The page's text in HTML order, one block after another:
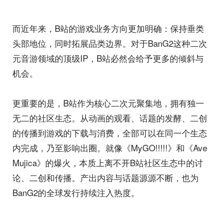
而近年来，B站的游戏业务方向更加明确：保持垂类
头部地位，同时拓展品类边界。对于BanG2这种二次
元音游领域的顶级IP，B站必然会给予更多的倾斜与
机会。
更重要的是，B站作为核心二次元聚集地，拥有独一
无二的社区生态。从动画的观看、话题的发酵、二创
的传播到游戏的下载与消费，全部可以在同一个生态
内完成，乃至影响出圈。就像《MyGO!!!!!》和《Ave
Mujica》的爆火，本质上离不开B站社区生态中的讨
论、二创和传播。产出内容与话题源源不断，也为
BanG2的全球发行持续注入热度。